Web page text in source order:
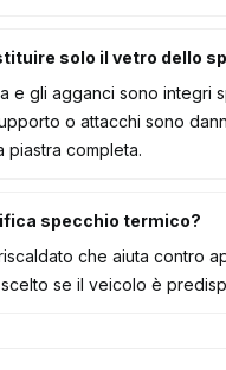
solo il vetro dello
e gli agganci sono integri
o attacchi sono
piastra completa.
specchio termico?
che aiuta contro
se il veicolo è